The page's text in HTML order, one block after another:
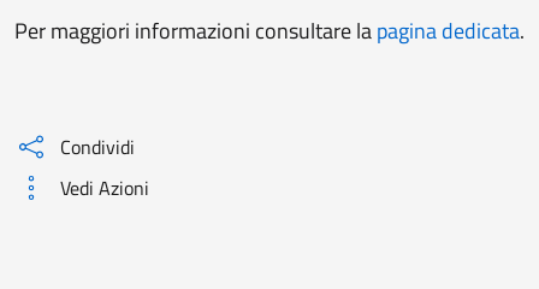
Per maggiori informazioni consultare lapagina dedicata.
Condividi
Vedi Azioni